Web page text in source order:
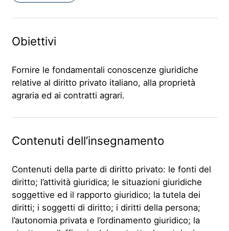
Obiettivi
Fornire le fondamentali conoscenze giuridiche
relative al diritto privato italiano, alla proprietà
agraria ed ai contratti agrari.
Contenuti dell’insegnamento
Contenuti della parte di diritto privato: le fonti del
diritto; l’attività giuridica; le situazioni giuridiche
soggettive ed il rapporto giuridico; la tutela dei
diritti; i soggetti di diritto; i diritti della persona;
l’autonomia privata e l’ordinamento giuridico; la